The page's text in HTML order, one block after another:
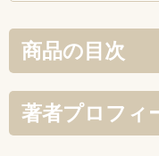
商品の目次
著者プロフィ